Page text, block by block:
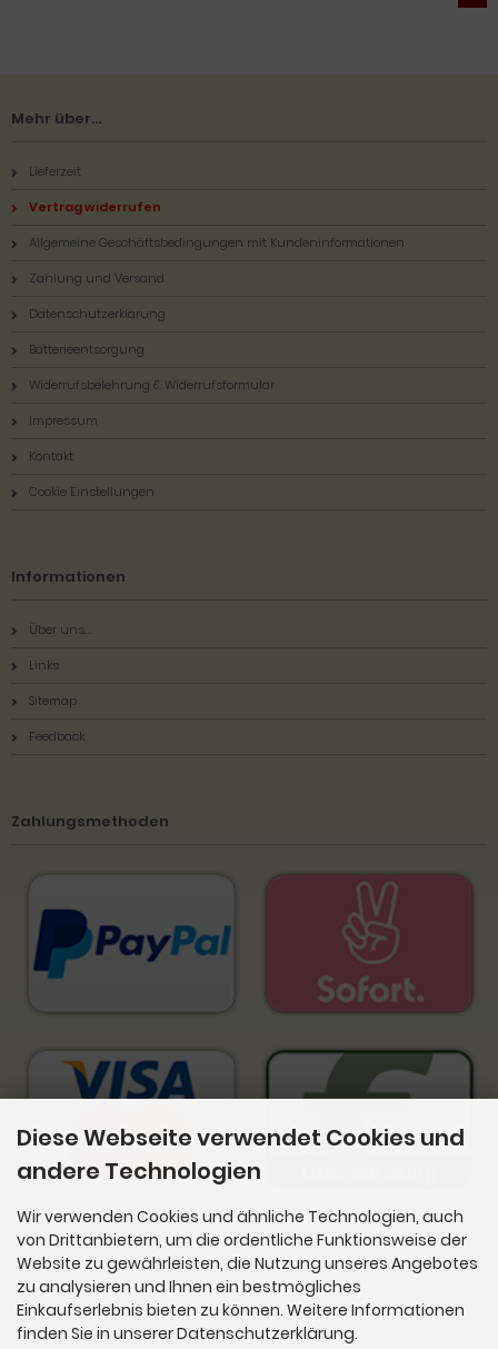
Mehr über...
Lieferzeit
Vertrag widerrufen
Allgemeine Geschäftsbedingungen mit Kundeninformationen
Zahlung und Versand
Datenschutzerklärung
Batterieentsorgung
Widerrufsbelehrung & Widerrufsformular
Impressum
Kontakt
Cookie Einstellungen
Informationen
Über uns...
Links
Sitemap
Feedback
Zahlungsmethoden
Newsletter-Anmeldung
E-Mail-Adresse:
Diese Webseite verwendet Cookies und
andere Technologien
Wir verwenden Cookies und ähnliche Technologien, auch
von Drittanbietern, um die ordentliche Funktionsweise der
Website zu gewährleisten, die Nutzung unseres Angebotes
zu analysieren und Ihnen ein bestmögliches
Einkaufserlebnis bieten zu können. Weitere Informationen
finden Sie in unserer Datenschutzerklärung.